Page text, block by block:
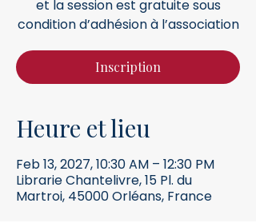
et la session est gratuite sous
condition d’adhésion à l’association
Inscription
Heure et lieu
Feb 13, 2027, 10:30 AM – 12:30 PM
Librarie Chantelivre, 15 Pl. du
Martroi, 45000 Orléans, France